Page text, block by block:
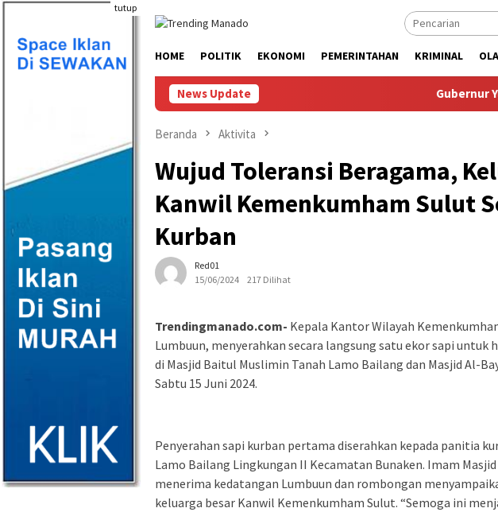
Loncat
konten
tutup
HOME POLITIK EKONOMI PEMERINTAHAN KRIMINAL
News Update Gubernur Yulius
Beranda Aktivita
Wujud Toleransi Beragama,
Kanwil Kemenkumham Sulut
Kurban
Red01
15/06/2024
217 Dilihat
Trendingmanado.com- Kepala Kantor Wilayah
Lumbuun, menyerahkan secara langsung satu ekor sapi untuk
di Masjid Baitul Muslimin Tanah Lamo Bailang dan Masjid Al-
Sabtu 15 Juni 2024.
Penyerahan sapi kurban pertama diserahkan kepada panitia
Lamo Bailang Lingkungan II Kecamatan Bunaken. Imam Masjid
menerima kedatangan Lumbuun dan rombongan
keluarga besar Kanwil Kemenkumham Sulut. “Semoga ini